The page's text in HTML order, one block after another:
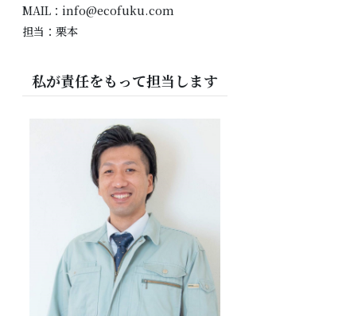
MAIL：info@ecofuku.com
担当：栗本
私が責任をもって担当します